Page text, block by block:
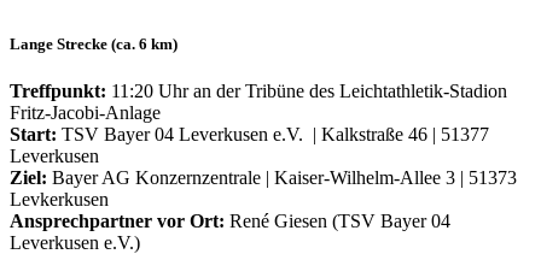
Lange Strecke (ca. 6 km)
Treffpunkt: 11:20 Uhr an der Tribüne des Leichtathletik-Stadion
Fritz-Jacobi-Anlage
Start: TSV Bayer 04 Leverkusen e.V. | Kalkstraße 46 | 51377
Leverkusen
Ziel: Bayer AG Konzernzentrale | Kaiser-Wilhelm-Allee 3 | 51373
Levkerkusen
Ansprechpartner vor Ort: René Giesen (TSV Bayer 04
Leverkusen e.V.)